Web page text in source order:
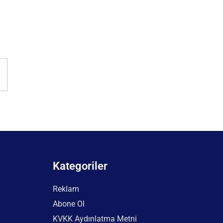
Kategoriler
Reklam
Abone Ol
KVKK Aydınlatma Metni